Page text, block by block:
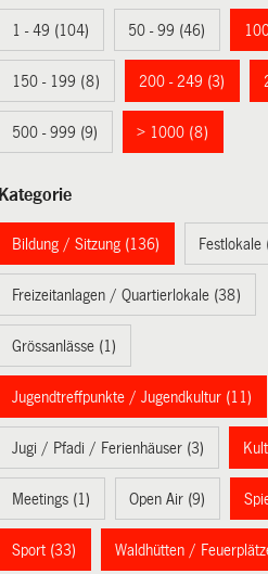
1 - 49 (104) 50 - 99 (46)
150 - 199 (8) 200 - 249 (3)
500 - 999 (9) > 1000 (8)
Kategorie
Bildung / Sitzung (136) Festlokale
Freizeitanlagen / Quartierlokale (38)
Grössanlässe (1)
Jugendtreffpunkte / Jugendkultur (11)
Jugi / Pfadi / Ferienhäuser (3)
Meetings (1) Open Air (9)
Sport (33) Waldhütten /